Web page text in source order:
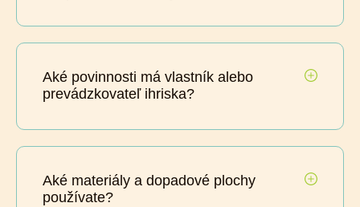
Aké povinnosti má vlastník alebo
prevádzkovateľ ihriska?
Aké materiály a dopadové plochy
používate?